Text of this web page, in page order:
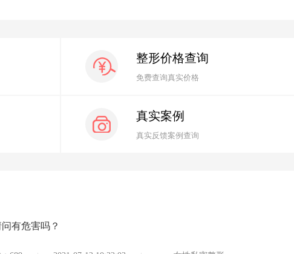
整形价格查询
免费查询真实价格
真实案例
真实反馈案例查询
有危害吗？